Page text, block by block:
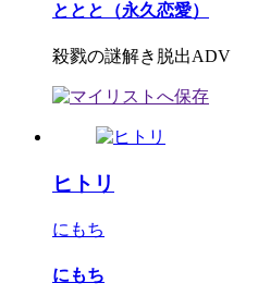
ととと（永久恋愛）
殺戮の謎解き脱出ADV
ヒトリ
にもち
にもち